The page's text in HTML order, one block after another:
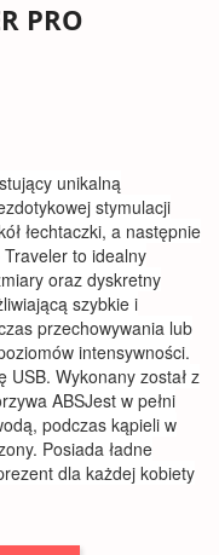
PRO
unikalną
stymulacji
łechtaczki, a następnie
to idealny
oraz dyskretny
szybkie i
przechowywania lub
intensywności.
USB. Wykonany został z
ABSJest w pełni
podczas kąpieli w
Posiada ładne
dla każdej kobiety